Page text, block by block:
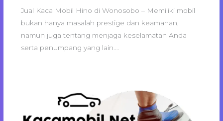
Jual Kaca Mobil Hino di Wonosobo – Memiliki mobil
bukan hanya masalah prestige dan keamanan,
namun juga tentang menjaga keselamatan Anda
serta penumpang yang lain.…